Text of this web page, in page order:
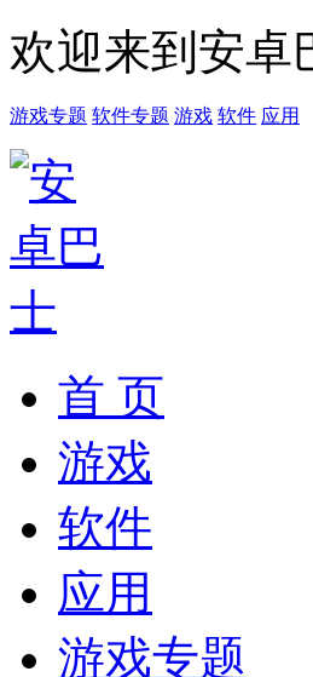
欢迎来到安卓
游戏专题 软件专题 游戏 软件 应用
首 页
游戏
软件
应用
游戏专题